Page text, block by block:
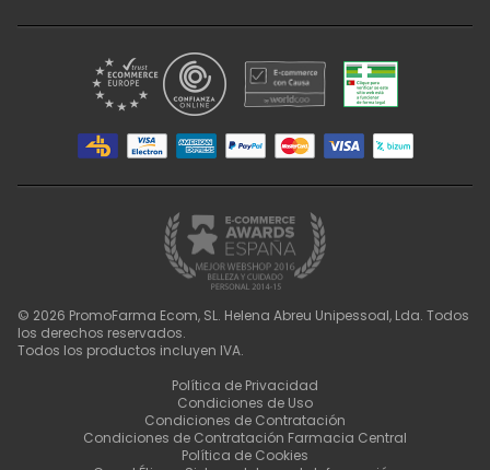
© 2026 PromoFarma Ecom, SL. Helena Abreu Unipessoal, Lda. Todos
los derechos reservados.
Todos los productos incluyen IVA.
Política de Privacidad
Condiciones de Uso
Condiciones de Contratación
Condiciones de Contratación Farmacia Central
Política de Cookies